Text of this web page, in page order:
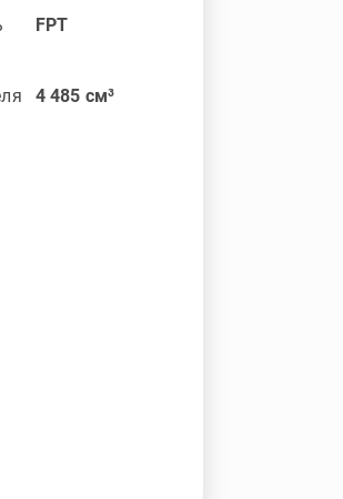
FPT
4 485 см³